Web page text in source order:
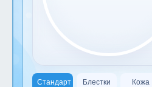
Стандарт Блестки Кожа